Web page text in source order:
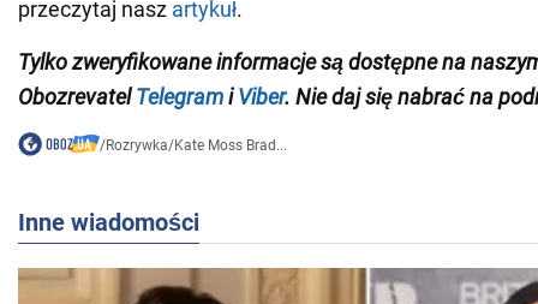
przeczytaj nasz artykuł.
Tylko zweryfikowane informacje są dostępne na
ObozrevatelTelegramiViber. Nie daj się nabrać na
/Rozrywka/Kate Moss Brad...
Inne wiadomości